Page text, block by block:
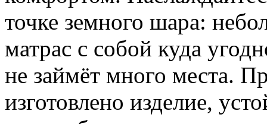
точке земного шара:
матрас с собой куда
не займёт много места.
изготовлено изделие,